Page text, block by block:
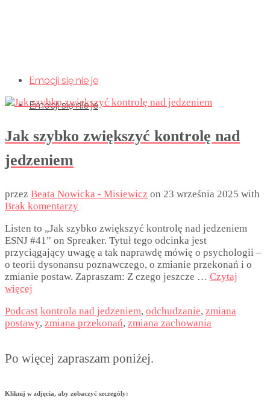
Emocji się nie je
Emocji się nie je
Jak szybko zwiększyć kontrolę nad
jedzeniem
przez Beata Nowicka - Misiewicz on 23 września 2025 with
Brak komentarzy
Listen to „Jak szybko zwiększyć kontrolę nad jedzeniem
ESNJ #41” on Spreaker. Tytuł tego odcinka jest
przyciągający uwagę a tak naprawdę mówię o psychologii –
o teorii dysonansu poznawczego, o zmianie przekonań i o
zmianie postaw. Zapraszam: Z czego jeszcze … Czytaj
więcej
Podcast kontrola nad jedzeniem, odchudzanie, zmiana
postawy, zmiana przekonań, zmiana zachowania
Po więcej zapraszam poniżej.
Kliknij w zdjęcia, aby zobaczyć szczególy: